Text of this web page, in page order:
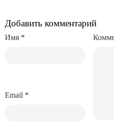
Добавить комментарий
Имя *
Email *